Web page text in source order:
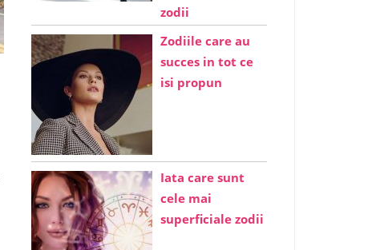
zodii
Zodiile care au
succes in tot ce
isi propun
Iata care sunt
cele mai
superficiale zodii